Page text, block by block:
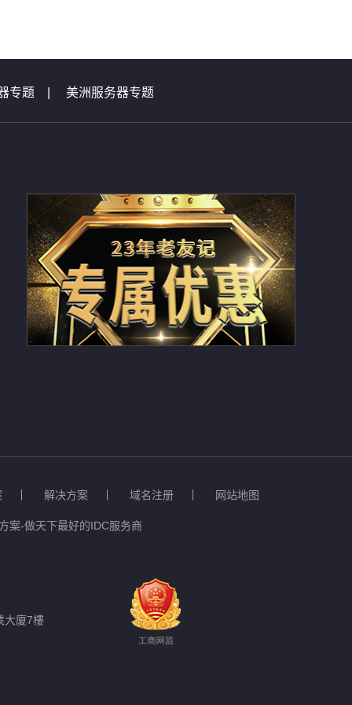
专题 美洲服务器专题
| 虚拟主机问题集锦
解决方案 域名注册 网站地图
案-做天下最好的IDC服务商
大廈7樓